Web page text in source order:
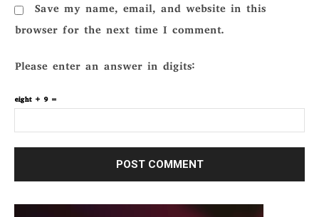
Save my name, email, and website in this
browser for the next time I comment.
Please enter an answer in digits:
eight + 9 =